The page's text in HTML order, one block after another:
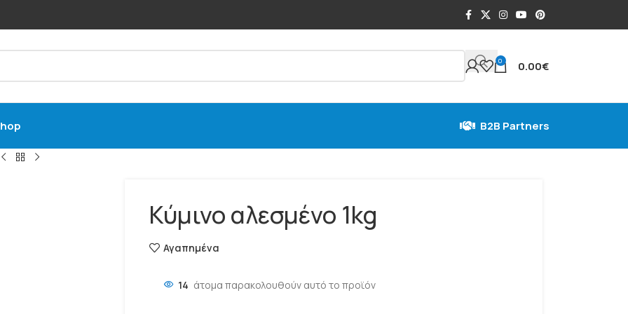
0 0.00€
B2B Partners
Κύμινο αλεσμένο 1kg
Αγαπημένα
14 άτομα παρακολουθούν αυτό το προϊόν